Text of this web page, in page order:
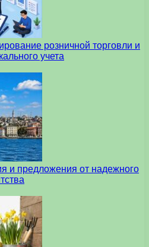
розничной торговли и
учета
и предложения от надежного